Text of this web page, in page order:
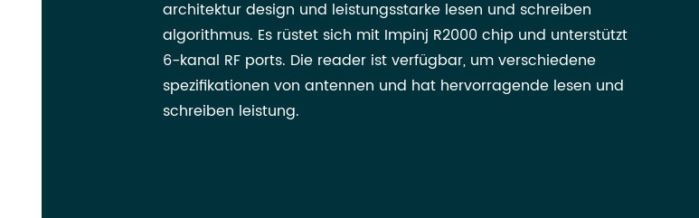
architektur design und leistungsstarke lesen und schreiben
algorithmus. Es rüstet sich mit Impinj R2000 chip und unterstützt
6-kanal RF ports. Die reader ist verfügbar, um verschiedene
spezifikationen von antennen und hat hervorragende lesen und
schreiben leistung.